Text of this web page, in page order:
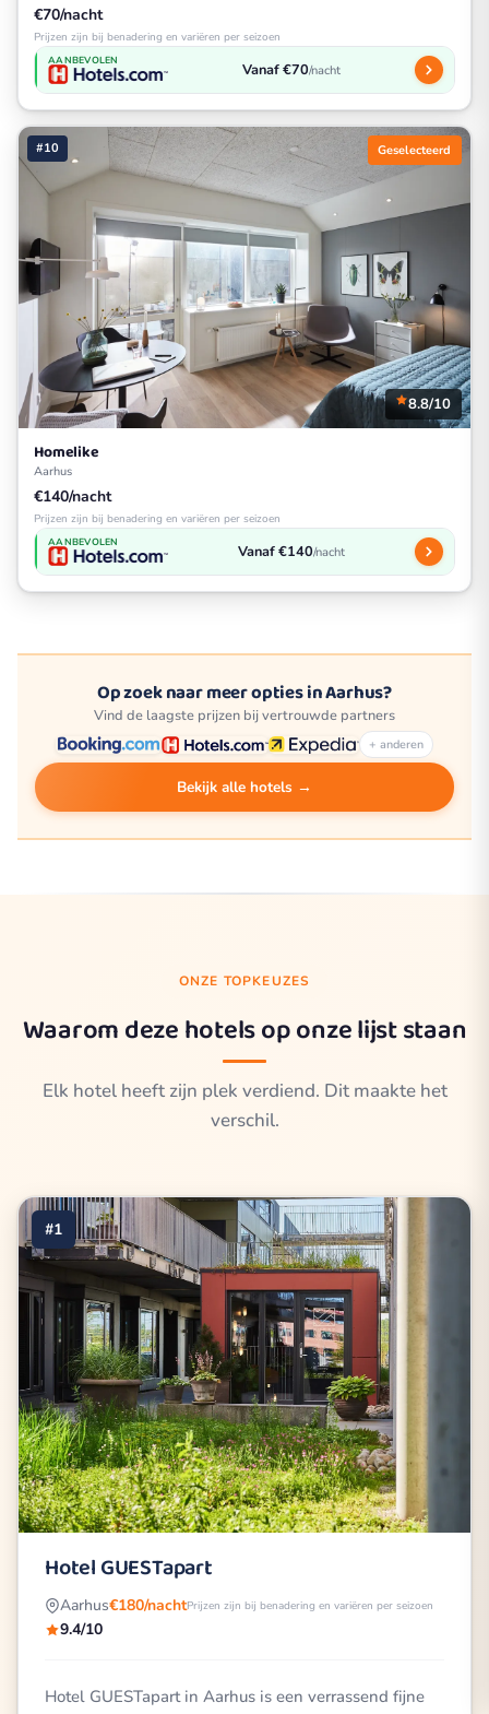
€70/nacht
Prijzen zijn bij benadering en variëren per seizoen
AANBEVOLEN Vanaf €70/nacht
#10 Geselecteerd
8.8/10
Homelike
Aarhus
€140/nacht
Prijzen zijn bij benadering en variëren per seizoen
AANBEVOLEN Vanaf €140/nacht
Op zoek naar meer opties in Aarhus?
Vind de laagste prijzen bij vertrouwde partners
+ anderen
Bekijk alle hotels →
ONZE TOPKEUZES
Waarom deze hotels op onze lijst staan
Elk hotel heeft zijn plek verdiend. Dit maakte het
verschil.
#1
Hotel GUESTapart
Aarhus€180/nachtPrijzen zijn bij benadering en variëren per seizoen
9.4/10
Hotel GUESTapart in Aarhus is een verrassend fijne